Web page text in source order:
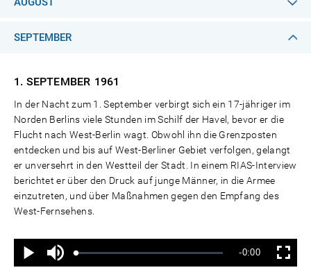
SEPTEMBER
1. SEPTEMBER 1961
In der Nacht zum 1. September verbirgt sich ein 17-jähriger im
Norden Berlins viele Stunden im Schilf der Havel, bevor er die
Flucht nach West-Berlin wagt. Obwohl ihn die Grenzposten
entdecken und bis auf West-Berliner Gebiet verfolgen, gelangt
er unversehrt in den Westteil der Stadt. In einem RIAS-Interview
berichtet er über den Druck auf junge Männer, in die Armee
einzutreten, und über Maßnahmen gegen den Empfang des
West-Fernsehens.
Wiedergabe
Ton
aus
Geladen:
Status:
Verbleibende
-0:00 Vollbild